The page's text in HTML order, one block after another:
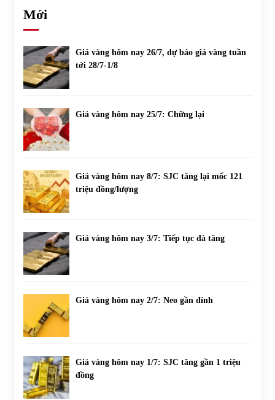
Mới
Giá vàng hôm nay 26/7, dự báo giá vàng tuần
tới 28/7-1/8
Giá vàng hôm nay 25/7: Chững lại
Giá vàng hôm nay 8/7: SJC tăng lại mốc 121
triệu đồng/lượng
Giá vàng hôm nay 3/7: Tiếp tục đà tăng
Giá vàng hôm nay 2/7: Neo gần đỉnh
Giá vàng hôm nay 1/7: SJC tăng gần 1 triệu
đồng